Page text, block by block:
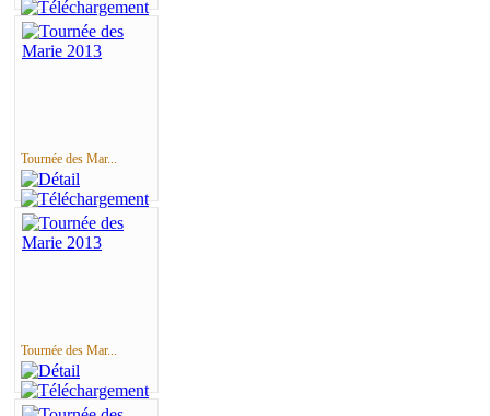
Tournée des Mar...
Tournée des Mar...